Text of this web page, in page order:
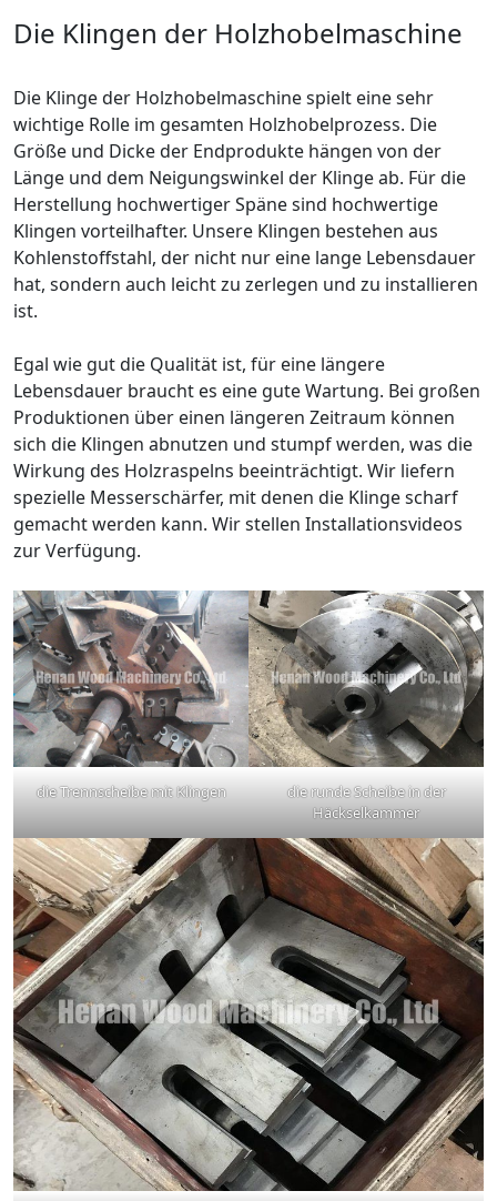
Die Klingen der Holzhobelmaschine
Die Klinge der Holzhobelmaschine spielt eine sehr
wichtige Rolle im gesamten Holzhobelprozess. Die
Größe und Dicke der Endprodukte hängen von der
Länge und dem Neigungswinkel der Klinge ab. Für die
Herstellung hochwertiger Späne sind hochwertige
Klingen vorteilhafter. Unsere Klingen bestehen aus
Kohlenstoffstahl, der nicht nur eine lange Lebensdauer
hat, sondern auch leicht zu zerlegen und zu installieren
ist.
Egal wie gut die Qualität ist, für eine längere
Lebensdauer braucht es eine gute Wartung. Bei großen
Produktionen über einen längeren Zeitraum können
sich die Klingen abnutzen und stumpf werden, was die
Wirkung des Holzraspelns beeinträchtigt. Wir liefern
spezielle Messerschärfer, mit denen die Klinge scharf
gemacht werden kann. Wir stellen Installationsvideos
zur Verfügung.
die Trennscheibe mit Klingen
die runde Scheibe in der
Häckselkammer